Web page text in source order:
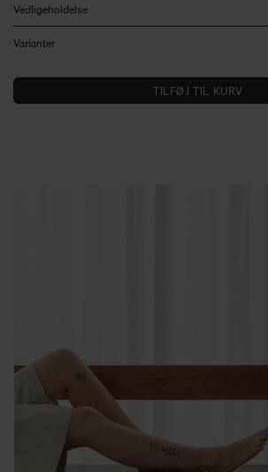
Vedligeholdelse
Varianter
TILFØJ TIL KURV